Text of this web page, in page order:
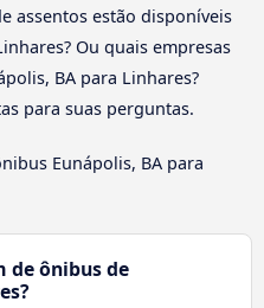
assentos estão disponíveis
Ou quais empresas
BA para Linhares?
para suas perguntas.
Eunápolis, BA para
de ônibus de